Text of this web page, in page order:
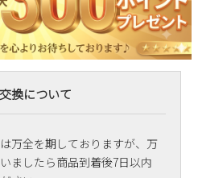
換について
万全を期しておりますが、万
ましたら商品到着後7日以内